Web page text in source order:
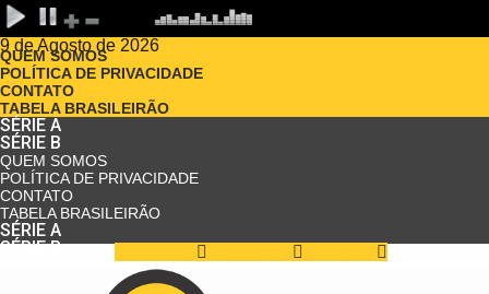
9 de Agosto de 2026
QUEM SOMOS
POLÍTICA DE PRIVACIDADE
CONTATO
TABELA BRASILEIRÃO
SÉRIE A
SÉRIE B
QUEM SOMOS
POLÍTICA DE PRIVACIDADE
CONTATO
TABELA BRASILEIRÃO
SÉRIE A
SÉRIE B